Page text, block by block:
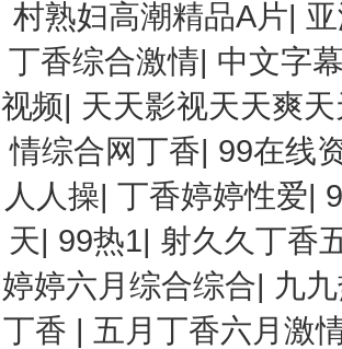
村熟妇高潮精品A片|
丁香综合激情| 中文字
视频| 天天影视天天爽
情综合网丁香| 99在线
人人操| 丁香婷婷性爱|
天| 99热1| 射久久丁香
婷婷六月综合综合| 九
丁香 | 五月丁香六月激